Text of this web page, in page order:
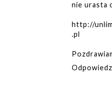
nie urasta
http://
.pl
Odpowiedz